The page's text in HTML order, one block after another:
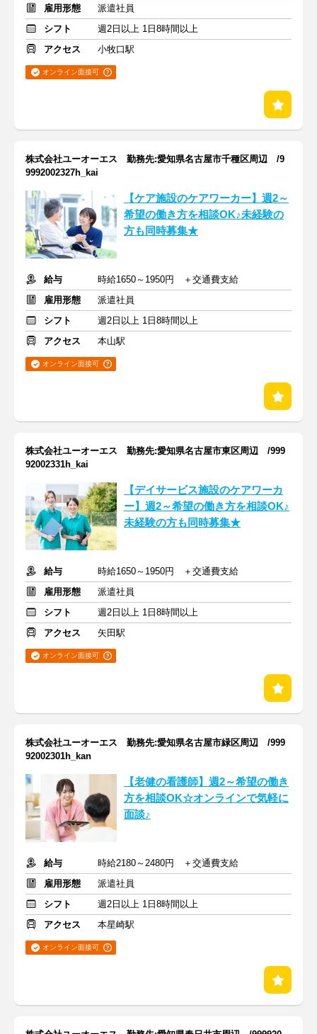
雇用形態
派遣社員
シフト
週2日以上 1日8時間以上
アクセス
小牧口駅
オンライン面接可
株式会社ユーオーエス 勤務先:愛知県名古屋市千種区周辺 /9
9992002327h_kai
【ケア施設のケアワーカー】週2～
希望の働き方を相談OK♪未経験の
方も同時募集★
給与
時給1650～1950円 ＋交通費支給
雇用形態
派遣社員
シフト
週2日以上 1日8時間以上
アクセス
本山駅
オンライン面接可
株式会社ユーオーエス 勤務先:愛知県名古屋市東区周辺 /999
92002331h_kai
【デイサービス施設のケアワーカ
ー】週2～希望の働き方を相談OK♪
未経験の方も同時募集★
給与
時給1650～1950円 ＋交通費支給
雇用形態
派遣社員
シフト
週2日以上 1日8時間以上
アクセス
矢田駅
オンライン面接可
株式会社ユーオーエス 勤務先:愛知県名古屋市緑区周辺 /999
92002301h_kan
【老健の看護師】週2～希望の働き
方を相談OK☆オンラインで気軽に
面談♪
給与
時給2180～2480円 ＋交通費支給
雇用形態
派遣社員
シフト
週2日以上 1日8時間以上
アクセス
本星崎駅
オンライン面接可